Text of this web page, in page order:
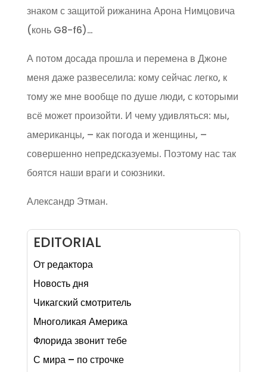
знаком с защитой рижанина Арона Нимцовича
(конь G8-f6)…
А потом досада прошла и перемена в Джоне
меня даже развеселила: кому сейчас легко, к
тому же мне вообще по душе люди, с которыми
всё может произойти. И чему удивляться: мы,
американцы, – как погода и женщины, –
совершенно непредсказуемы. Поэтому нас так
боятся наши враги и союзники.
Александр Этман.
EDITORIAL
От редактора
Новость дня
Чикагский смотритель
Многоликая Америка
Флорида звонит тебе
С мира – по строчке